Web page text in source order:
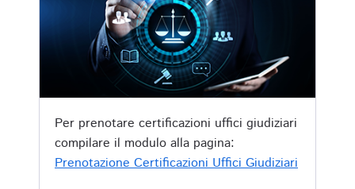
Per prenotare certificazioni uffici giudiziari
compilare il modulo alla pagina:
Prenotazione Certificazioni Uffici Giudiziari